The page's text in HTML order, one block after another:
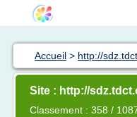
Accueil > http://
Site : http://
Classement : 358 /